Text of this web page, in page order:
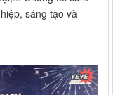
sáng tạo và